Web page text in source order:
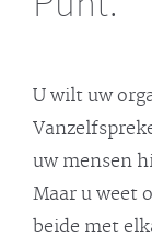
U wilt uw
uw mensen
Maar u weet
beide met